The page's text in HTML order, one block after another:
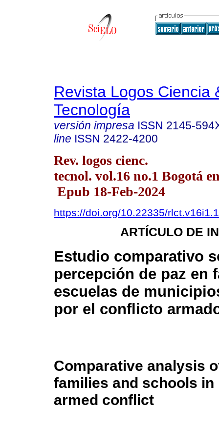
Revista Logos Ciencia
Tecnología
versión impresa ISSN 2145-
line ISSN 2422-4200
Rev. logos cienc.
tecnol. vol.16 no.1 Bogotá
Epub 18-Feb-2024
https://doi.org/10.22335/
ARTÍCULO DE
Estudio comparativo
percepción de paz en
escuelas de
por el conflicto
Comparative analysis
families and schools
armed conflict